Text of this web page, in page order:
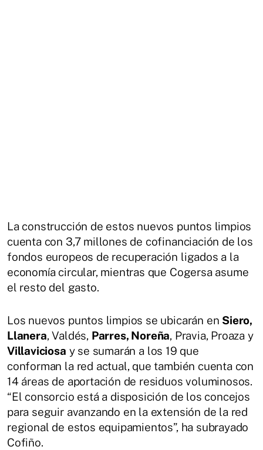
La construcción de estos nuevos puntos limpios
cuenta con 3,7 millones de cofinanciación de los
fondos europeos de recuperación ligados a la
economía circular, mientras que Cogersa asume
el resto del gasto.
Los nuevos puntos limpios se ubicarán en Siero,
Llanera, Valdés, Parres, Noreña, Pravia, Proaza y
Villaviciosa y se sumarán a los 19 que
conforman la red actual, que también cuenta con
14 áreas de aportación de residuos voluminosos.
“El consorcio está a disposición de los concejos
para seguir avanzando en la extensión de la red
regional de estos equipamientos”, ha subrayado
Cofiño.